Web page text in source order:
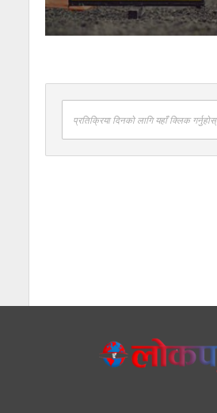
प्रतिक्रिया दिनको लागि यहाँ क्लिक गर्नुहोस्